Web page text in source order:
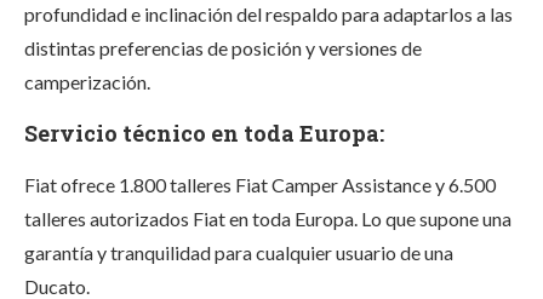
profundidad e inclinación del respaldo para adaptarlos a las
distintas preferencias de posición y versiones de
camperización.​​
Servicio técnico en toda Europa:
Fiat ofrece 1.800 talleres Fiat Camper Assistance y 6.500
talleres autorizados Fiat en toda Europa. Lo que supone una
garantía y tranquilidad para cualquier usuario de una
Ducato.